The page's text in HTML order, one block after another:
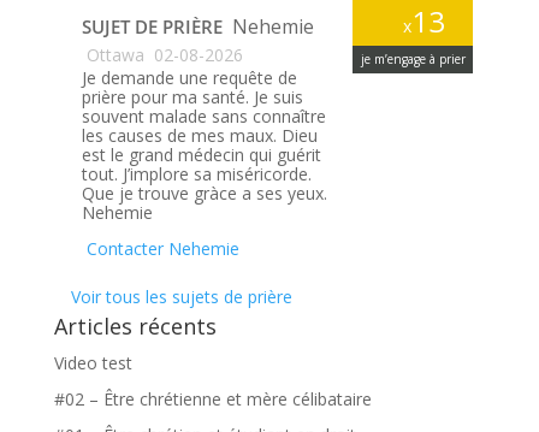
x13
je m’engage à prier
SUJET DE PRIÈRE Nehemie
Ottawa 02-08-2026
Je demande une requête de
prière pour ma santé. Je suis
souvent malade sans connaître
les causes de mes maux. Dieu
est le grand médecin qui guérit
tout. J’implore sa miséricorde.
Que je trouve gràce a ses yeux.
Nehemie
Contacter Nehemie
Voir tous les sujets de prière
Articles récents
Video test
#02 – Être chrétienne et mère célibataire